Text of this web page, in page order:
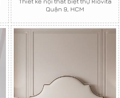
Quận 9, HCM